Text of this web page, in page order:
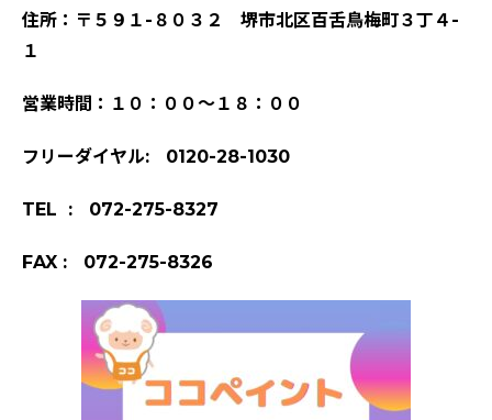
住所：〒５９１-８０３２ 堺市北区百舌鳥梅町３丁４-
１
営業時間：１０：００～１８：００
フリーダイヤル: 0120-28-1030
TEL : 072-275-8327
FAX : 072-275-8326